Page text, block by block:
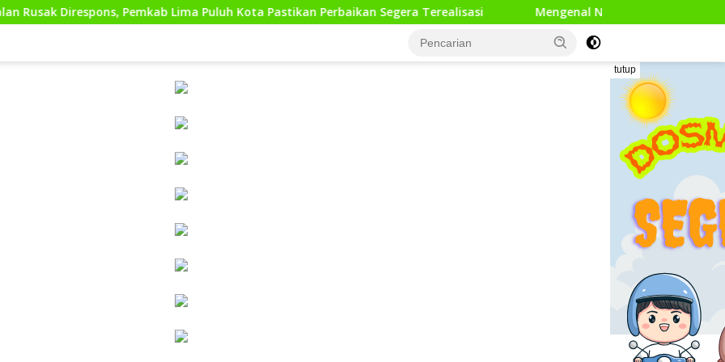
Pemkab Lima Puluh Kota Pastikan Perbaikan Segera Terealisasi Mengenal Nagari Lewat Peta: Langkah Kecil
tutup